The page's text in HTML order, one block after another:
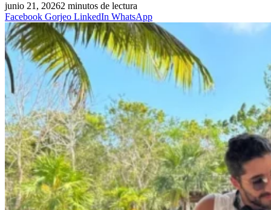
junio 21, 20262 minutos de lectura
Facebook Gorjeo LinkedIn WhatsApp